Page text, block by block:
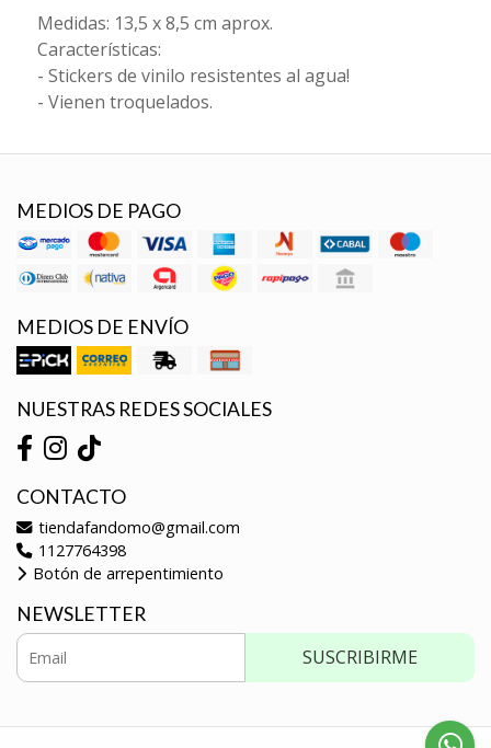
Medidas: 13,5 x 8,5 cm aprox.
Características:
- Stickers de vinilo resistentes al agua!
- Vienen troquelados.
MEDIOS DE PAGO
MEDIOS DE ENVÍO
NUESTRAS REDES SOCIALES
CONTACTO
tiendafandomo@gmail.com
1127764398
Botón de arrepentimiento
NEWSLETTER
SUSCRIBIRME